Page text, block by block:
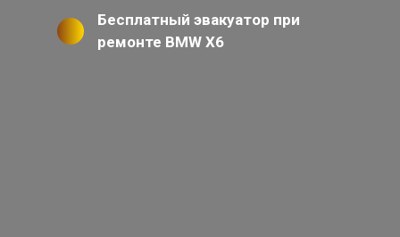
Бесплатный эвакуатор при
ремонте BMW X6